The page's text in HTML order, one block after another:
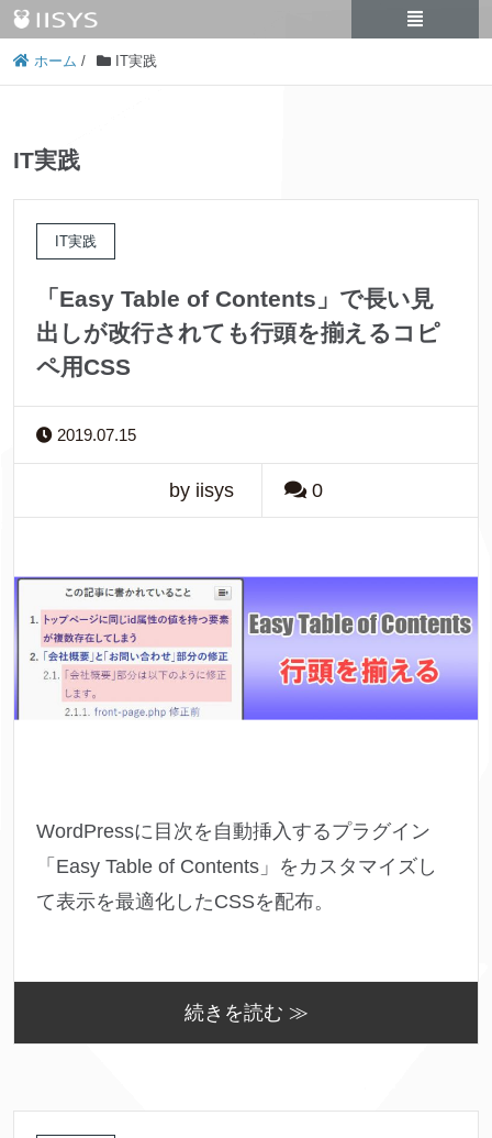
ホーム / IT実践
IT実践
IT実践
「Easy Table of Contents」で長い見
出しが改行されても行頭を揃えるコピ
ペ用CSS
2019.07.15
by iisys 0
WordPressに目次を自動挿入するプラグイン
「Easy Table of Contents」をカスタマイズし
て表示を最適化したCSSを配布。
続きを読む ≫